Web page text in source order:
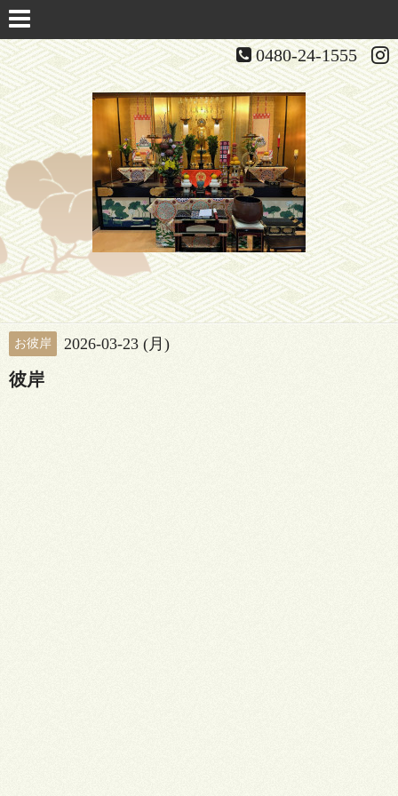
0480-24-1555
お彼岸 2026-03-23 (月)
彼岸